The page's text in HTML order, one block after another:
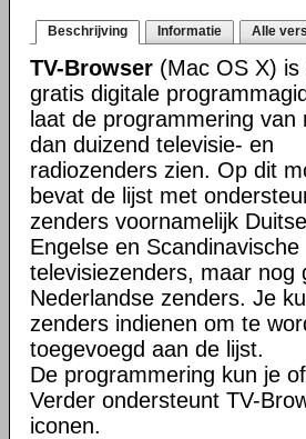
Beschrijving Informatie Alle
TV-Browser (Mac OS X) is
gratis digitale
laat de programmering van
dan duizend televisie- en
radiozenders zien. Op dit
bevat de lijst met
zenders voornamelijk
Engelse en Scandinavische
televisiezenders, maar nog
Nederlandse zenders. Je
zenders indienen om te
toegevoegd aan de lijst.
De programmering kun je
Verder ondersteunt TV-
iconen.